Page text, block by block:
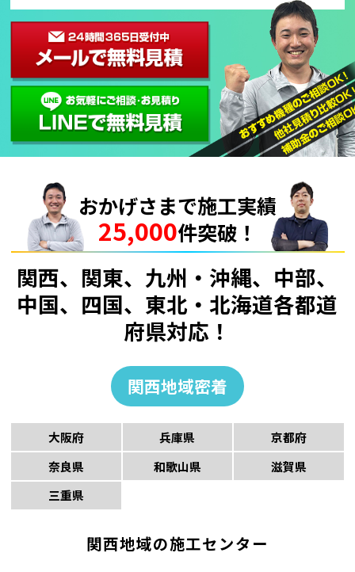
おかげさまで施工実績
25,000件突破！
関西、関東、九州・沖縄、中部、
中国、四国、東北・北海道各都道
府県対応！
関西地域密着
大阪府 兵庫県
京都府
奈良県
和歌山県
滋賀県
三重県
関西地域の施工センター